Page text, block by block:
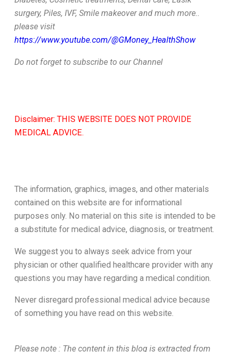
surgery, Piles, IVF, Smile makeover and much more..
please visit
https://www.youtube.com/@GMoney_HealthShow
Do not forget to subscribe to our Channel
Disclaimer: THIS WEBSITE DOES NOT PROVIDE
MEDICAL ADVICE.
The information, graphics, images, and other materials
contained on this website are for informational
purposes only. No material on this site is intended to be
a substitute for medical advice, diagnosis, or treatment.
We suggest you to always seek advice from your
physician or other qualified healthcare provider with any
questions you may have regarding a medical condition.
Never disregard professional medical advice because
of something you have read on this website.
Please note : The content in this blog is extracted from